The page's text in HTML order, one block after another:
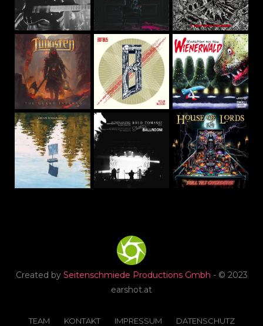
Created by Seitenschmiede Productions Gmbh - © 2023
earshot.at
TEAM KONTAKT IMPRESSUM DATENSCHUTZ